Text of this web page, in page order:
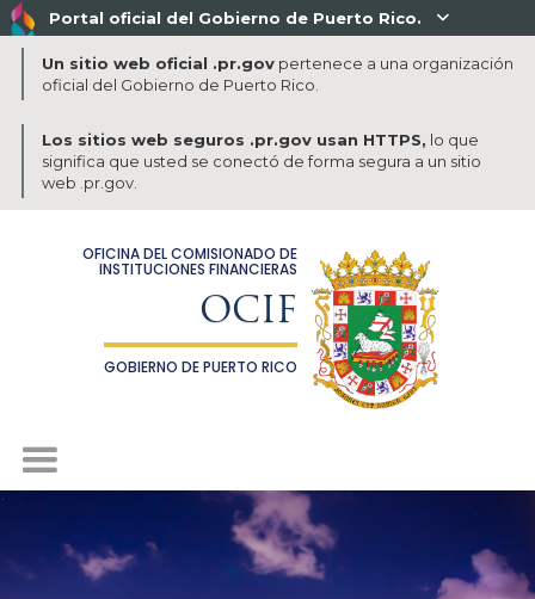
Portal oficial del Gobierno de Puerto Rico. 
Un sitio web oficial .pr.govpertenece a una organización
oficial del Gobierno de Puerto Rico.
Los sitios web seguros .pr.gov usan HTTPS, lo que
significa que usted se conectó de forma segura a un sitio
web .pr.gov.
OFICINA DEL COMISIONADO DE
INSTITUCIONES FINANCIERAS
OCIF
GOBIERNO DE PUERTO RICO